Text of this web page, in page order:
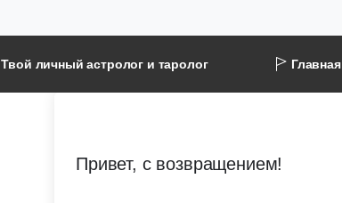
Твой личный астролог и таролог Главная
Привет, с возвращением!